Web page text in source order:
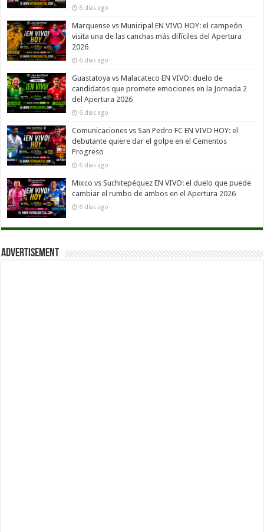
6 días ago
Marquense vs Municipal EN VIVO HOY: el campeón
visita una de las canchas más difíciles del Apertura
2026
6 días ago
Guastatoya vs Malacateco EN VIVO: duelo de
candidatos que promete emociones en la Jornada 2
del Apertura 2026
6 días ago
Comunicaciones vs San Pedro FC EN VIVO HOY: el
debutante quiere dar el golpe en el Cementos
Progreso
6 días ago
Mixco vs Suchitepéquez EN VIVO: el duelo que puede
cambiar el rumbo de ambos en el Apertura 2026
6 días ago
Advertisement